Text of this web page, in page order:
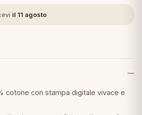
il 11 agosto
cotone con stampa digitale vivace e